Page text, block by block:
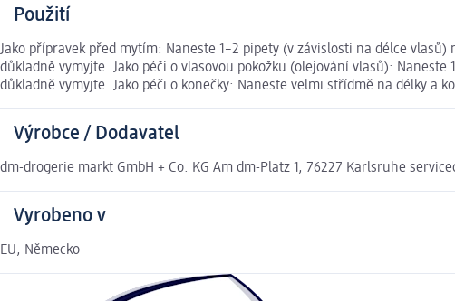
Použití
Jako přípravek před mytím: Naneste 1–2 pipety (v závislosti na délce
důkladně vymyjte. Jako péči o vlasovou pokožku (olejování vlasů):
důkladně vymyjte. Jako péči o konečky: Naneste velmi střídmě na délky a
Výrobce / Dodavatel
dm-drogerie markt GmbH + Co. KG Am dm-Platz 1, 76227 Karlsruhe
Vyrobeno v
EU, Německo